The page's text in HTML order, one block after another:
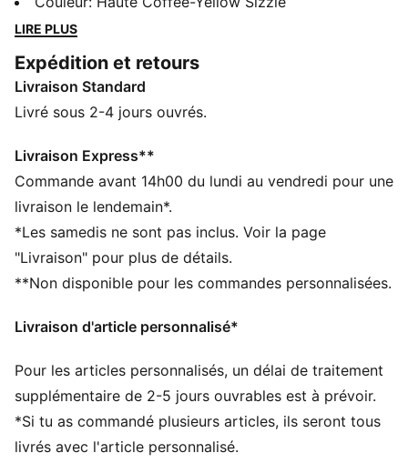
premium et des finitions de haute qualité, ces modèles
Portés par les plus grands clubs de foot, ils incarnent
l’héritage de l’esprit KING, quand la tradition rencontre
la performance.
Confectionné avec un minimum de 50 % de matériaux
recyclés
DÉTAILS
Matériau principal : French terry
Avec capuche
Manches longues
Logos du club et PUMA
LIRE PLUS
Expédition et retours
Livraison Standard
Livré sous 2-4 jours ouvrés.
Livraison Express**
Commande avant 14h00 du lundi au vendredi pour une
livraison le lendemain*.
*Les samedis ne sont pas inclus. Voir la page
"Livraison" pour plus de détails.
**Non disponible pour les commandes personnalisées.
Livraison d'article personnalisé*
Pour les articles personnalisés, un délai de traitement
supplémentaire de 2-5 jours ouvrables est à prévoir.
*Si tu as commandé plusieurs articles, ils seront tous
livrés avec l'article personnalisé.